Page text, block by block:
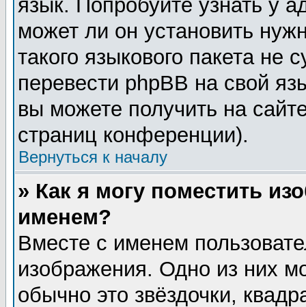
язык. Попробуйте узнать у
может ли он установить
такого языкового пакета не
перевести phpBB на свой
вы можете получить на
страниц конференции).
Вернуться к началу
» Как я могу поместить
именем?
Вместе с именем
изображения. Одно из них
обычно это звёздочки,